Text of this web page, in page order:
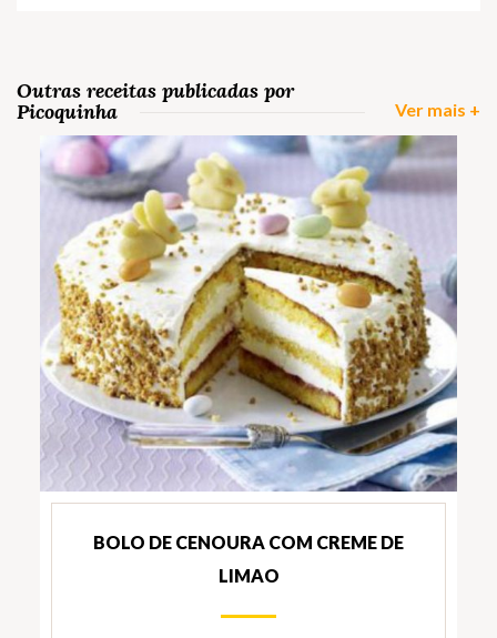
Outras receitas publicadas por
Picoquinha
Ver mais +
BOLO DE CENOURA COM CREME DE
LIMAO